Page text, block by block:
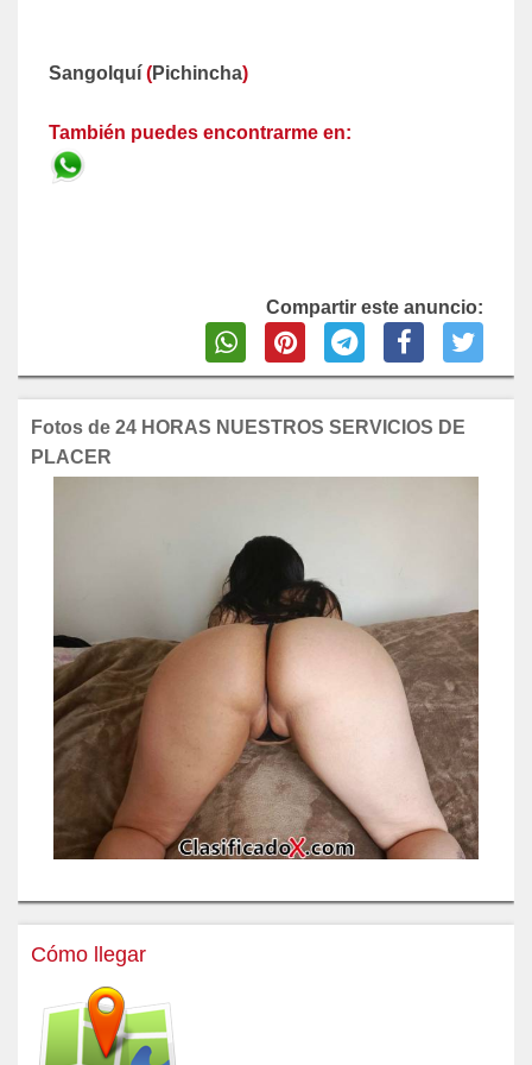
Sangolquí (Pichincha)
También puedes encontrarme en:
Compartir este anuncio:
Fotos de 24 HORAS NUESTROS SERVICIOS DE
PLACER
Cómo llegar